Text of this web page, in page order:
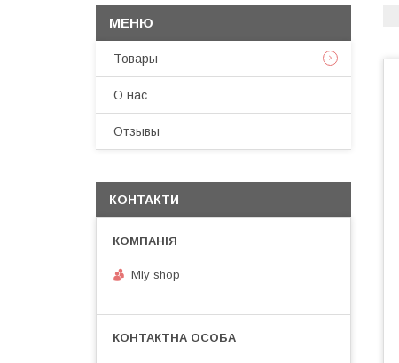
Товары
О нас
Отзывы
КОНТАКТИ
Miy shop